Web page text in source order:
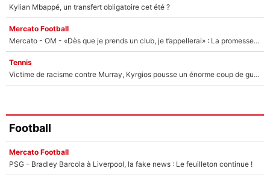
Kylian Mbappé, un transfert obligatoire cet été ?
Mercato Football
Mercato - OM - «Dès que je prends un club, je t’appellerai» : La promesse de Marcelino au moment de claquer la porte
Tennis
Victime de racisme contre Murray, Kyrgios pousse un énorme coup de gueule !
Football
Mercato Football
PSG - Bradley Barcola à Liverpool, la fake news : Le feuilleton continue !